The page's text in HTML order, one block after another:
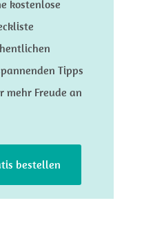
kostenlose
Tipps
mehr Freude an
bestellen